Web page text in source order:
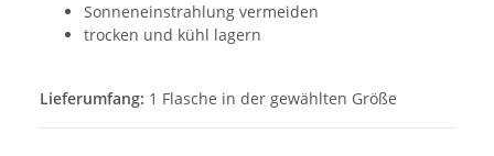
Sonneneinstrahlung vermeiden
trocken und kühl lagern
Lieferumfang: 1 Flasche in der gewählten Größe